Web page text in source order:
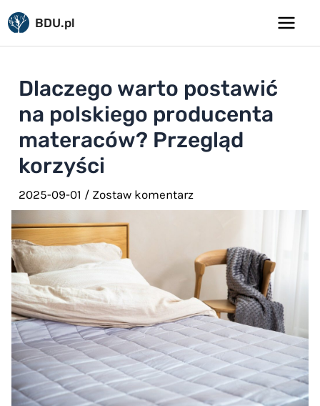
Pomiń
do
treści
BDU.pl
Main
Dlaczego warto postawić
na polskiego producenta
materaców? Przegląd
korzyści
2025-09-01 / Zostaw komentarz